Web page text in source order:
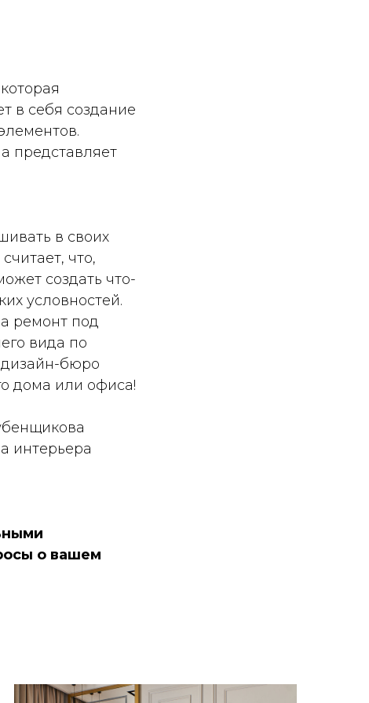
в себя создание
представляет
в своих
что,
создать что-
условностей.
ремонт под
вида по
дизайн-бюро
дома или офиса!
интерьера
о вашем